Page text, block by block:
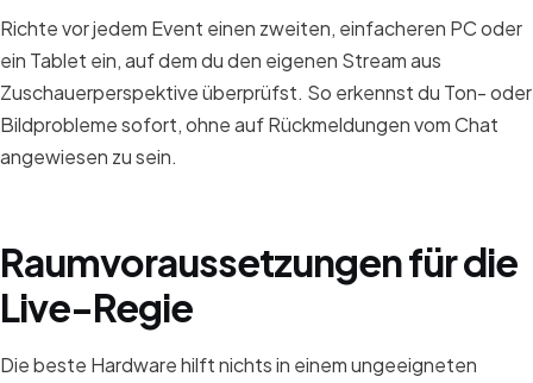
Richte vor jedem Event einen zweiten, einfacheren PC oder
ein Tablet ein, auf dem du den eigenen Stream aus
Zuschauerperspektive überprüfst. So erkennst du Ton- oder
Bildprobleme sofort, ohne auf Rückmeldungen vom Chat
angewiesen zu sein.
Raumvoraussetzungen für die
Live-Regie
Die beste Hardware hilft nichts in einem ungeeigneten